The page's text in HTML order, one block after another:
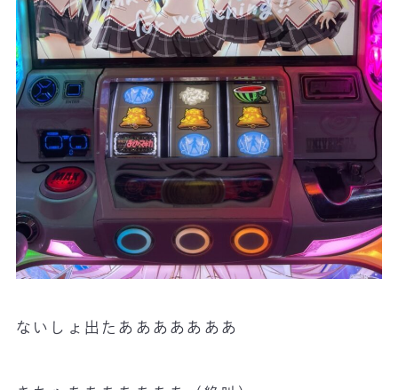
ないしょ出たあああああああ